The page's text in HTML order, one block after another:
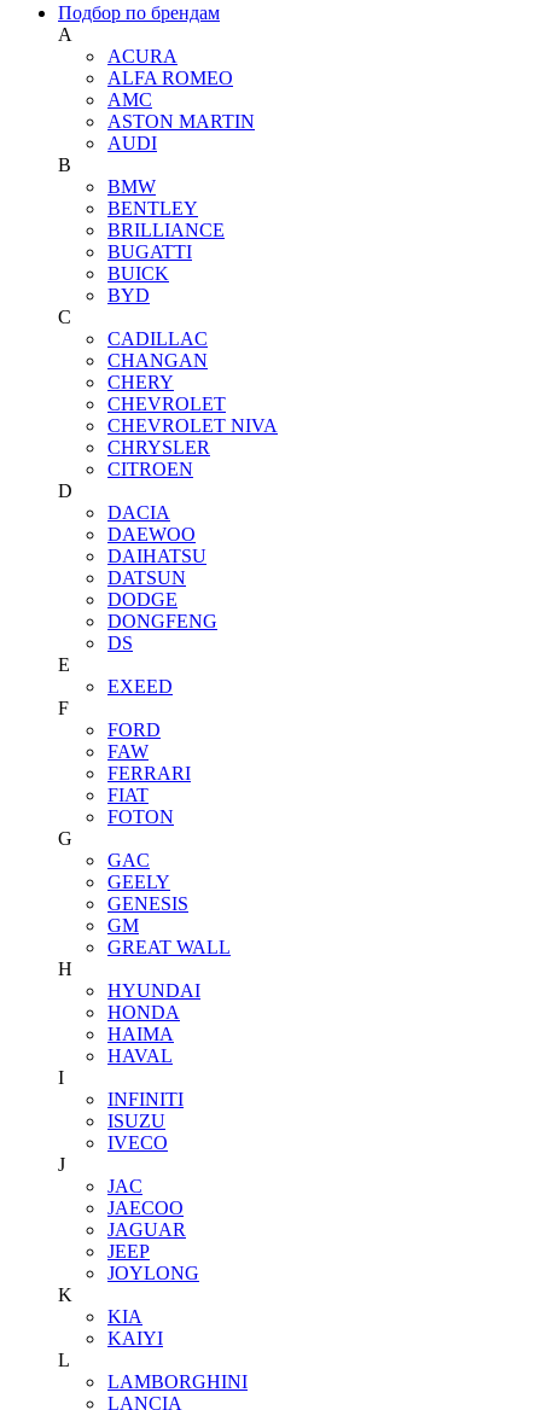
Подбор по брендам
A
ACURA
ALFA ROMEO
AMC
ASTON MARTIN
AUDI
B
BMW
BENTLEY
BRILLIANCE
BUGATTI
BUICK
BYD
C
CADILLAC
CHANGAN
CHERY
CHEVROLET
CHEVROLET NIVA
CHRYSLER
CITROEN
D
DACIA
DAEWOO
DAIHATSU
DATSUN
DODGE
DONGFENG
DS
E
EXEED
F
FORD
FAW
FERRARI
FIAT
FOTON
G
GAC
GEELY
GENESIS
GM
GREAT WALL
H
HYUNDAI
HONDA
HAIMA
HAVAL
I
INFINITI
ISUZU
IVECO
J
JAC
JAECOO
JAGUAR
JEEP
JOYLONG
K
KIA
KAIYI
L
LAMBORGHINI
LANCIA